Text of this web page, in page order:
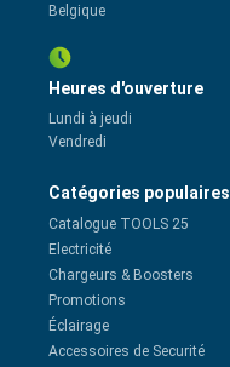
Belgique
Heures d'ouverture
Lundi à jeudi
Vendredi
Catégories populaires
Catalogue TOOLS 25
Electricité
Chargeurs & Boosters
Promotions
Éclairage
Accessoires de Securité